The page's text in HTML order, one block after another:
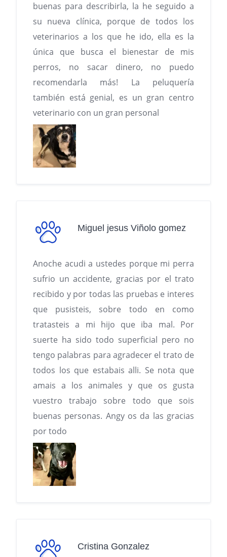
buenas para describirla, la he seguido a
su nueva clínica, porque de todos los
veterinarios a los que he ido, ella es la
única que busca el bienestar de mis
perros, no sacar dinero, no puedo
recomendarla más! La peluquería
también está genial, es un gran centro
veterinario con un gran personal
Miguel jesus Viñolo gomez
Anoche acudi a ustedes porque mi perra
sufrio un accidente, gracias por el trato
recibido y por todas las pruebas e interes
que pusisteis, sobre todo en como
tratasteis a mi hijo que iba mal. Por
suerte ha sido todo superficial pero no
tengo palabras para agradecer el trato de
todos los que estabais alli. Se nota que
amais a los animales y que os gusta
vuestro trabajo sobre todo que sois
buenas personas. Angy os da las gracias
por todo
Cristina Gonzalez